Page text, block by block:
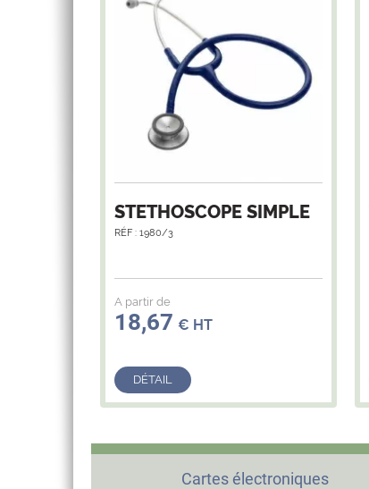
STETHOSCOPE SIMPLE
RÉF : 1980/3
A partir de
18,67 € HT
DÉTAIL
Cartes électroniques